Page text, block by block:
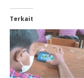
Terkait